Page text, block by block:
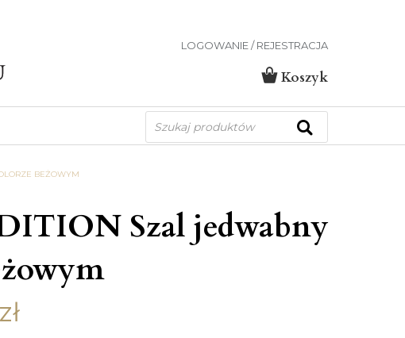
LOGOWANIE / REJESTRACJA
Koszyk
Wyszukiwarka
produktów
BEŻOWYM
Szal jedwabny
zł